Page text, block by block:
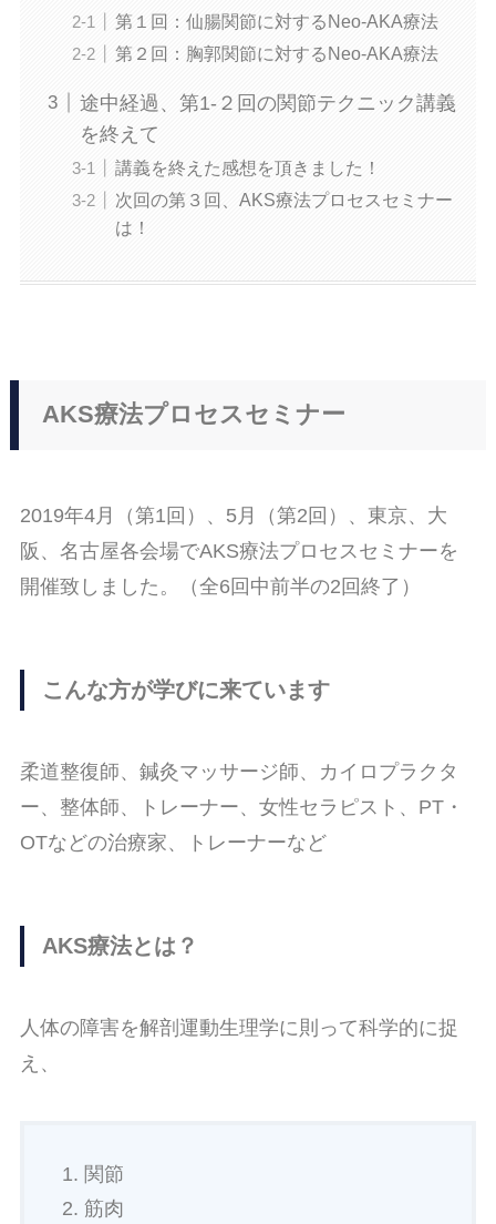
第１回：仙腸関節に対するNeo-AKA療法
第２回：胸郭関節に対するNeo-AKA療法
途中経過、第1-２回の関節テクニック講義
を終えて
講義を終えた感想を頂きました！
次回の第３回、AKS療法プロセスセミナー
は！
AKS療法プロセスセミナー
2019年4月（第1回）、5月（第2回）、東京、大
阪、名古屋各会場でAKS療法プロセスセミナーを
開催致しました。（全6回中前半の2回終了）
こんな方が学びに来ています
柔道整復師、鍼灸マッサージ師、カイロプラクタ
ー、整体師、トレーナー、女性セラピスト、PT・
OTなどの治療家、トレーナーなど
AKS療法とは？
人体の障害を解剖運動生理学に則って科学的に捉
え、
関節
筋肉